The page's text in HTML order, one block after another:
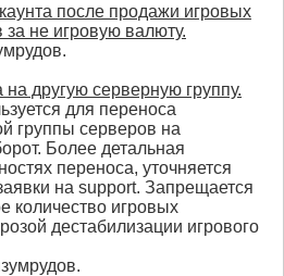
после продажи игровых
не игровую валюту.
другую серверную группу.
для переноса
группы серверов на
Более детальная
переноса, уточняется
на support. Запрещается
количество игровых
дестабилизации игрового